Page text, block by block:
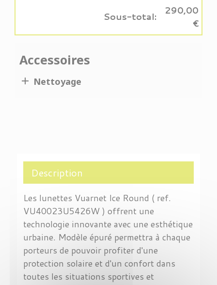
Sous-total:
290,00
€
Accessoires
 Nettoyage
Description
Les lunettes Vuarnet Ice Round ( ref.
VU40023U5426W ) offrent une
technologie innovante avec une esthétique
urbaine. Modèle épuré permettra à chaque
porteurs de pouvoir profiter d'une
protection solaire et d'un confort dans
toutes les situations sportives et